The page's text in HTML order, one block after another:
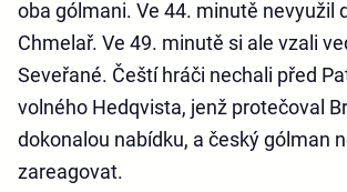
oba gólmani. Ve 44. minutě nevyužil
Chmelař. Ve 49. minutě si ale vzali
Seveřané. Čeští hráči nechali před
volného Hedqvista, jenž protečoval
dokonalou nabídku, a český gólman
zareagovat.